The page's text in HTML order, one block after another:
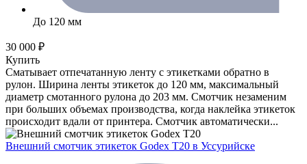
До 120 мм
30 000 ₽
Купить
Сматывает отпечатанную ленту с этикетками обратно в
рулон. Ширина ленты этикеток до 120 мм, максимальный
диаметр смотанного рулона до 203 мм. Смотчик незаменим
при больших объемах производства, когда наклейка этикеток
происходит вдали от принтера. Смотчик автоматически...
Внешний смотчик этикеток Godex T20 в Уссурийске